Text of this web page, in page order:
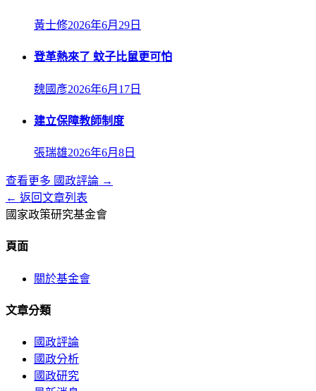
黃士修2026年6月29日
登革熱來了 蚊子比鼠更可怕
魏國彥2026年6月17日
建立保障教師制度
張瑞雄2026年6月8日
查看更多 國政評論 →
← 返回文章列表
國家政策研究基金會
頁面
關於基金會
文章分類
國政評論
國政分析
國政研究